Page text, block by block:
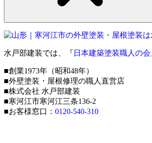
水戸部建装では、『 日本建築塗装職人の会
■創業1973年（昭和48年）
■外壁塗装・屋根修理の職人直営店
■株式会社 水戸部建装
■寒河江市寒河江三条136-2
■お客様窓口： 0120-540-310